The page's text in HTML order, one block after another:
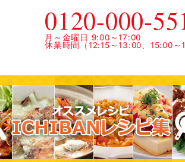
0120-000-
月～金曜日 9:00～17:00
休業時間（12:15～13:00、15:00～